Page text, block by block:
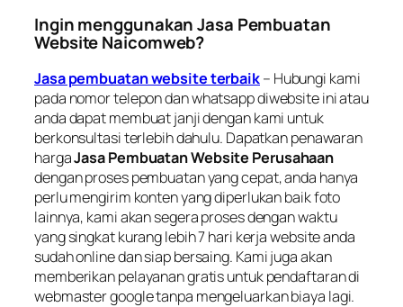
Ingin menggunakan Jasa Pembuatan
Website Naicomweb?
Jasa pembuatan website terbaik– Hubungi kami
pada nomor telepon danwhatsappdiwebsite ini atau
anda dapat membuat janji dengan kami untuk
berkonsultasi terlebih dahulu. Dapatkan penawaran
hargaJasa Pembuatan Website Perusahaan
dengan proses pembuatan yang cepat, anda hanya
perlu mengirim konten yang diperlukan baik foto
lainnya, kami akan segera proses dengan waktu
yang singkat kurang lebih 7 hari kerja website anda
sudahonlinedan siap bersaing. Kami juga akan
memberikan pelayanan gratis untuk pendaftaran di
webmaster googletanpa mengeluarkan biaya lagi.